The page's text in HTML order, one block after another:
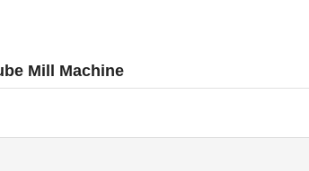
Mill Machine